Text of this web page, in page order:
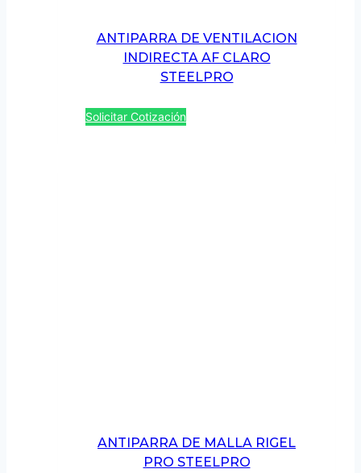
ANTIPARRA DE VENTILACION
INDIRECTA AF CLARO
STEELPRO
Solicitar Cotización
ANTIPARRA DE MALLA RIGEL
PRO STEELPRO